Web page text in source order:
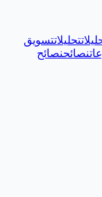
تحليلاتتسويق
نصائحنصائح